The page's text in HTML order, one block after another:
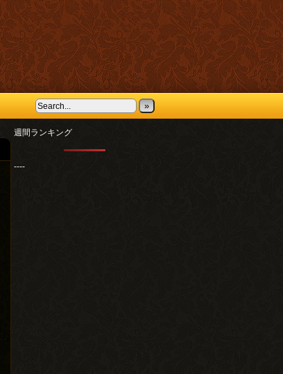
»
週間ランキング
----